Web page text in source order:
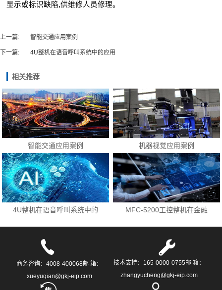
显示或标识缺陷,供维修人员修理。
上一篇: 智能交通应用案例
下一篇: 4U整机在语音呼叫系统中的应用
相关推荐
智能交通应用案例 机器视觉应用案例
4U整机在语音呼叫系统中的
MFC-5200工控整机在金融
商务咨询：4008-400068邮 箱：
xueyuqian@gkj-eip.com
技术支持：165-0000-0755邮 箱：
zhangyucheng@gkj-eip.com